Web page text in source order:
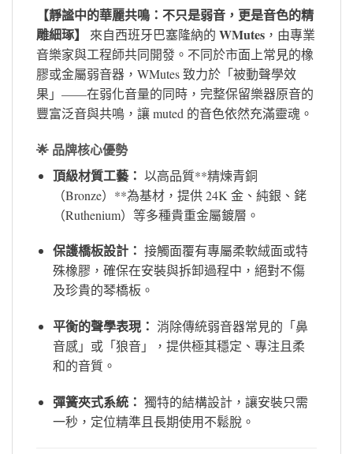
【靜謐中的華麗共鳴：不只是弱音，更是音色的精
雕細琢】
來自西班牙巴塞隆納的 WMutes ，由專業
音樂家與工程師共同開發。不同於市面上常見的橡
膠或金屬弱音器，WMutes 致力於「被動聲學效
果」——在弱化音量的同時，完整保留樂器原音的
豐富泛音與共鳴，讓 muted 的音色依然充滿靈魂。
🌟 品牌核心優勢
頂級材質工藝： 以高品質**精煉青銅
（Bronze）**為基材，提供 24K 金、純銀、銠
（Ruthenium）等多種貴重金屬鍍層。
保護橋板設計： 接觸面覆有專屬柔軟絨面或特
殊橡膠，確保在安裝與拆卸過程中，絕對不傷
及珍貴的琴橋板。
平衡的聲學表現： 消除傳統弱音器常見的「鼻
音感」或「狼音」，提供極其穩定、專注且柔
和的音質。
彈簧夾式系統： 獨特的結構設計，讓安裝只需
一秒，定位精準且長期使用不鬆脫。